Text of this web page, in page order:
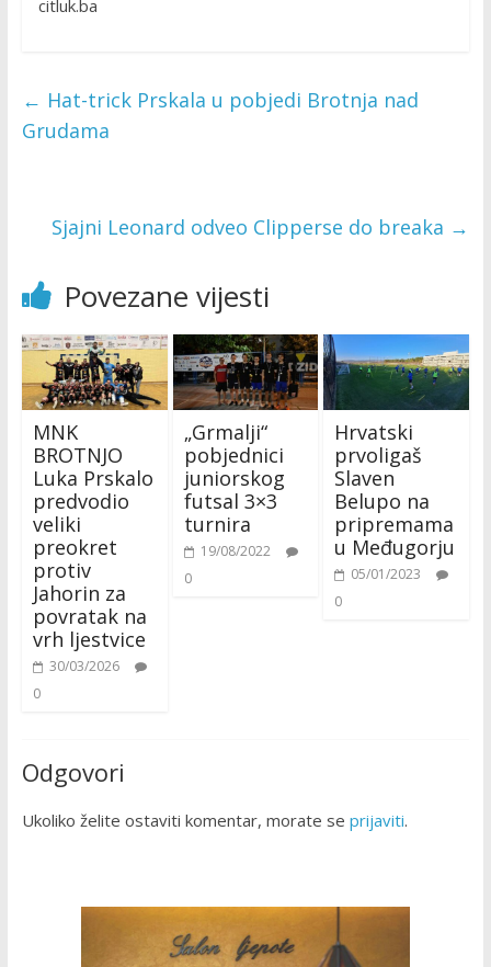
citluk.ba
← Hat-trick Prskala u pobjedi Brotnja nad
Grudama
Sjajni Leonard odveo Clipperse do breaka →
Povezane vijesti
MNK
BROTNJO
Luka Prskalo
predvodio
veliki
preokret
protiv
Jahorin za
povratak na
vrh ljestvice
30/03/2026
0
„Grmalji“
pobjednici
juniorskog
futsal 3×3
turnira
19/08/2022
0
Hrvatski
prvoligaš
Slaven
Belupo na
pripremama
u Međugorju
05/01/2023
0
Odgovori
Ukoliko želite ostaviti komentar, morate se prijaviti.